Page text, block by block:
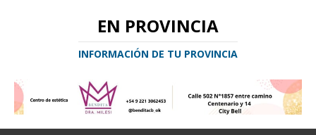
EN PROVINCIA
INFORMACIÓN DE TU PROVINCIA